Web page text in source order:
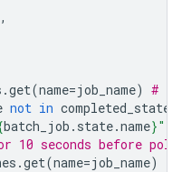
,
.get(name=job_name) #
not in completed_states
batch_job . state.name}"
10 seconds before
.get(name=job_name)